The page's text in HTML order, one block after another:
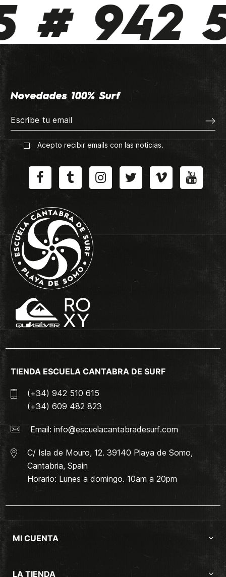
942
Novedades 100% Surf
Acepto recibir emails con las noticias.
TIENDA ESCUELA CANTABRA DE SURF
(+34) 942 510 615
(+34) 609 482 823
Email: info@escuelacantabradesurf.com
C/ Isla de Mouro, 12. 39140 Playa de Somo,
Cantabria, Spain
Horario: Lunes a domingo. 10am a 20pm
MI CUENTA
LA TIENDA